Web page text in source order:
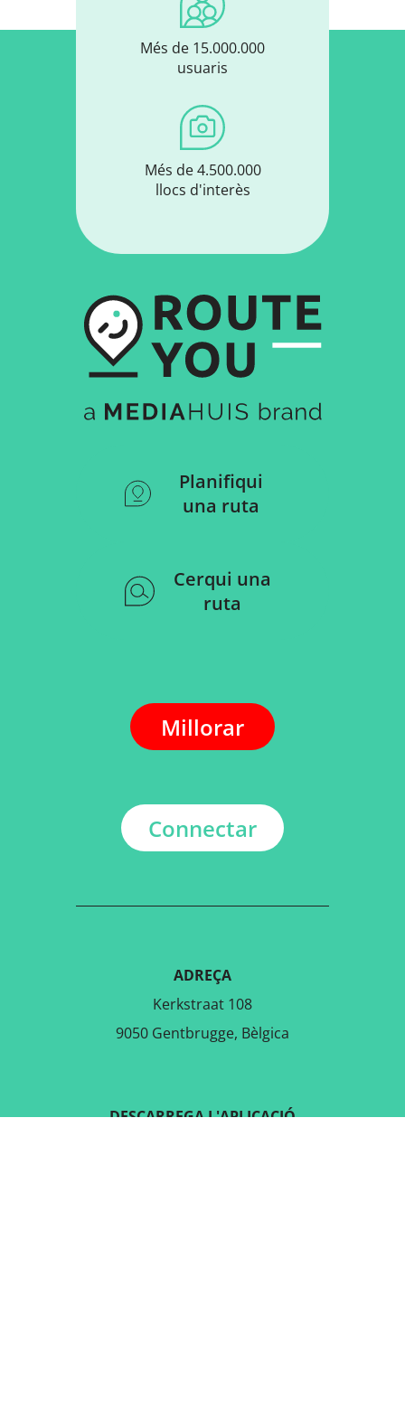
Més de 15.000.000
usuaris
Més de 4.500.000
llocs d'interès
Planifiqui
una ruta
Cerqui una
ruta
Millorar
Connectar
ADREÇA
Kerkstraat 108
9050 Gentbrugge, Bèlgica
DESCARREGA L'APLICACIÓ